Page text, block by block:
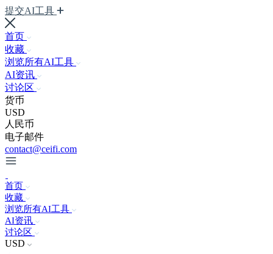
提交AI工具
首页
收藏
浏览所有AI工具
AI资讯
讨论区
货币
USD
人民币
电子邮件
contact@ceifi.com
首页
收藏
浏览所有AI工具
AI资讯
讨论区
USD